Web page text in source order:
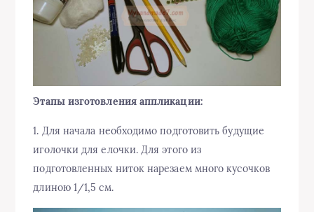
Этапы изготовления аппликации:
1. Для начала необходимо подготовить будущие
иголочки для елочки. Для этого из
подготовленных ниток нарезаем много кусочков
длиною 1/1,5 см.